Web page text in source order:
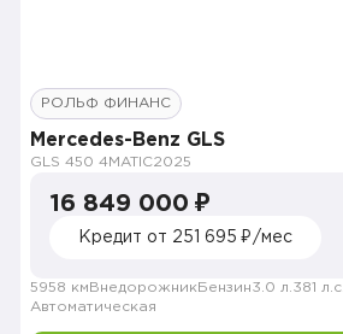
РОЛЬФ ФИНАНС
Mercedes-Benz GLS
GLS 450 4MATIC2025
16 849 000 ₽
Кредит от 251 695 ₽/мес
5958 км Внедорожник Бензин3.0 л. 381 л.с.
Автоматическая